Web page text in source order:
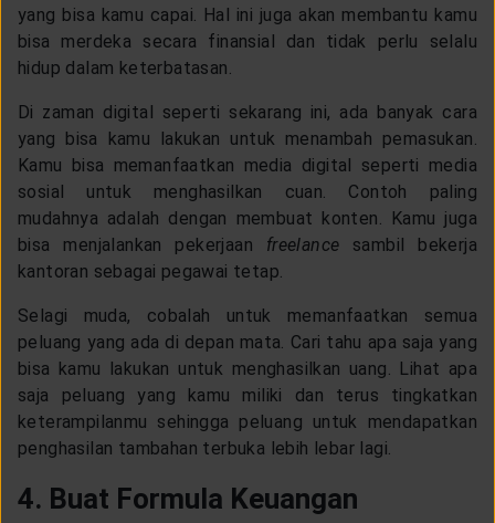
yang bisa kamu capai. Hal ini juga akan membantu kamu
bisa merdeka secara finansial dan tidak perlu selalu
hidup dalam keterbatasan.
Di zaman digital seperti sekarang ini, ada banyak cara
yang bisa kamu lakukan untuk menambah pemasukan.
Kamu bisa memanfaatkan media digital seperti media
sosial untuk menghasilkan cuan. Contoh paling
mudahnya adalah dengan membuat konten. Kamu juga
bisa menjalankan pekerjaan freelance sambil bekerja
kantoran sebagai pegawai tetap.
Selagi muda, cobalah untuk memanfaatkan semua
peluang yang ada di depan mata. Cari tahu apa saja yang
bisa kamu lakukan untuk menghasilkan uang. Lihat apa
saja peluang yang kamu miliki dan terus tingkatkan
keterampilanmu sehingga peluang untuk mendapatkan
penghasilan tambahan terbuka lebih lebar lagi.
4. Buat Formula Keuangan